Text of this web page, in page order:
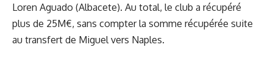
Loren Aguado (Albacete). Au total, le club a récupéré
plus de 25M€, sans compter la somme récupérée suite
au transfert de Miguel vers Naples.